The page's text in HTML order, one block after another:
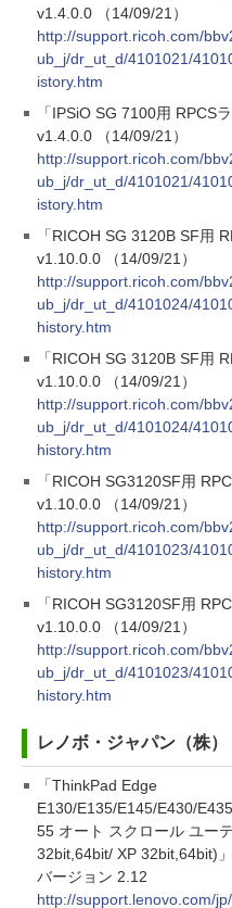
v1.4.0.0 （14/09/21）
http://support.ricoh.com/
ub_j/dr_ut_d/4101021/
istory.htm
「IPSiO SG 7100用 RPCS
v1.4.0.0 （14/09/21）
http://support.ricoh.com/
ub_j/dr_ut_d/4101021/
istory.htm
「RICOH SG 3120B SF用
v1.10.0.0 （14/09/21）
http://support.ricoh.com/
ub_j/dr_ut_d/4101024/
history.htm
「RICOH SG 3120B SF用
v1.10.0.0 （14/09/21）
http://support.ricoh.com/
ub_j/dr_ut_d/4101024/
history.htm
「RICOH SG3120SF用
v1.10.0.0 （14/09/21）
http://support.ricoh.com/
ub_j/dr_ut_d/4101023/
history.htm
「RICOH SG3120SF用
v1.10.0.0 （14/09/21）
http://support.ricoh.com/
ub_j/dr_ut_d/4101023/
history.htm
レノボ・ジャパン（株）
「ThinkPad Edge
E130/E135/E145/E430/
55 オート スクロール ユー
32bit,64bit/ XP 32bit,64bit)」
バージョン 2.12
http://support.lenovo.com/